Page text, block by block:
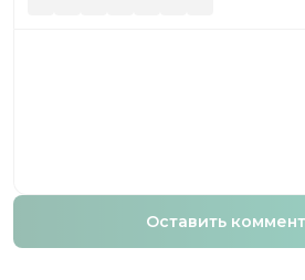
Оставить